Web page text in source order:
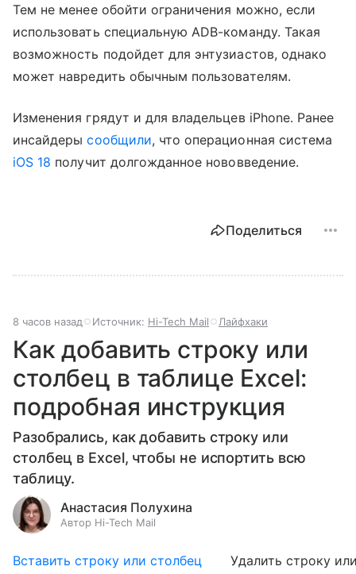
Тем не менее обойти ограничения можно, если
использовать специальную ADB-команду. Такая
возможность подойдет для энтузиастов, однако
может навредить обычным пользователям.
Изменения грядут и для владельцев iPhone. Ранее
инсайдерысообщили, что операционная система
iOS 18 получит долгожданное нововведение.
Поделиться
8 часов назад Источник: Hi-Tech Mail Лайфхаки
Как добавить строку или
столбец в таблице Excel:
подробная инструкция
Разобрались, как добавить строку или
столбец в Excel, чтобы не испортить всю
таблицу.
Анастасия Полухина
Автор Hi-Tech Mail
Вставить строку или столбец Удалить строку